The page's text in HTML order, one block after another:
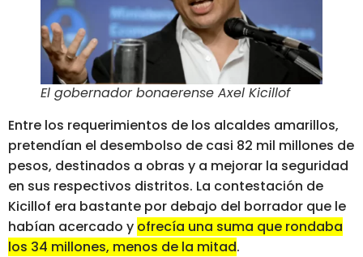
El gobernador bonaerense Axel Kicillof
Entre los requerimientos de los alcaldes amarillos,
pretendían el desembolso de casi 82 mil millones de
pesos, destinados a obras y a mejorar la seguridad
en sus respectivos distritos. La contestación de
Kicillof era bastante por debajo del borrador que le
habían acercado y ofrecía una suma que rondaba
los 34 millones, menos de la mitad.